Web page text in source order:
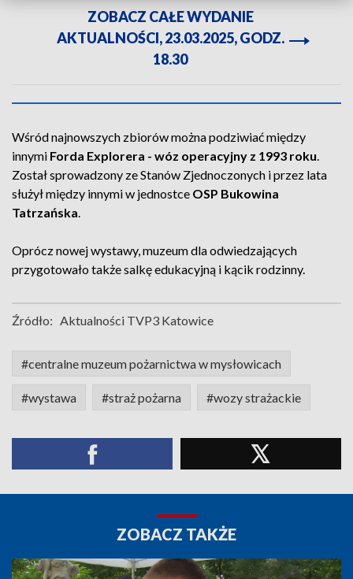
ZOBACZ CAŁE WYDANIE
AKTUALNOŚCI, 23.03.2025, GODZ.
18.30
Wśród najnowszych zbiorów można podziwiać między
innymi Forda Explorera - wóz operacyjny z 1993 roku.
Został sprowadzony ze Stanów Zjednoczonych i przez lata
służył między innymi w jednostce OSP Bukowina
Tatrzańska.
Oprócz nowej wystawy, muzeum dla odwiedzających
przygotowało także salkę edukacyjną i kącik rodzinny.
Źródło: Aktualności TVP3 Katowice
#centralne muzeum pożarnictwa w mysłowicach
#wystawa #straż pożarna #wozy strażackie
ZOBACZ TAKŻE